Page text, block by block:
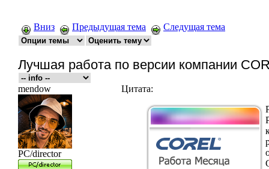
Вниз Предыдущая тема Следущая тема
Лучшая работа по версии компании
mendow
PC/director
Цитата: